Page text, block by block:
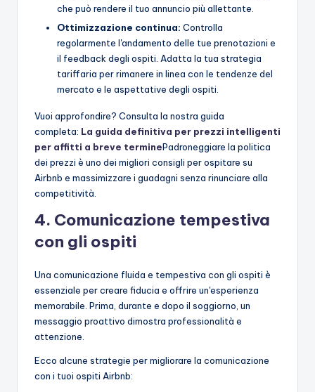
che può rendere il tuo annuncio più allettante.
Ottimizzazione continua: Controlla
regolarmente l'andamento delle tue prenotazioni e
il feedback degli ospiti. Adatta la tua strategia
tariffaria per rimanere in linea con le tendenze del
mercato e le aspettative degli ospiti.
Vuoi approfondire? Consulta la nostra guida
completa: La guida definitiva per prezzi intelligenti
per affitti a breve terminePadroneggiare la politica
dei prezzi è uno dei migliori consigli per ospitare su
Airbnb e massimizzare i guadagni senza rinunciare alla
competitività.
4. Comunicazione tempestiva
con gli ospiti
Una comunicazione fluida e tempestiva con gli ospiti è
essenziale per creare fiducia e offrire un'esperienza
memorabile. Prima, durante e dopo il soggiorno, un
messaggio proattivo dimostra professionalità e
attenzione.
Ecco alcune strategie per migliorare la comunicazione
con i tuoi ospiti Airbnb: